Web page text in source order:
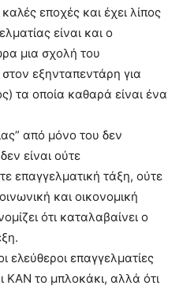
εποχές και έχει λίπος
είναι και ο
μια σχολή του
εξηνταπεντάρη για
τα οποία καθαρά είναι ένα
από μόνο του δεν
είναι ούτε
επαγγελματική τάξη, ούτε
και οικονομική
ότι καταλαβαίνει ο
ελεύθεροι επαγγελματίες
ΚΑΝ το μπλοκάκι, αλλά ότι